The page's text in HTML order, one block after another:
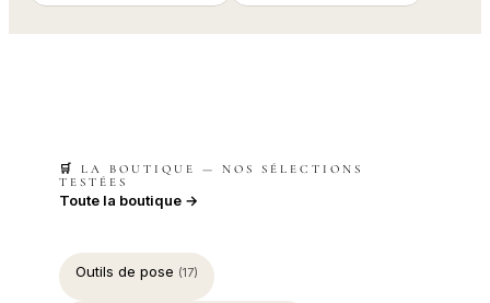
🛒 LA BOUTIQUE — NOS SÉLECTIONS
TESTÉES
Toute la boutique →
Outils de pose (17)